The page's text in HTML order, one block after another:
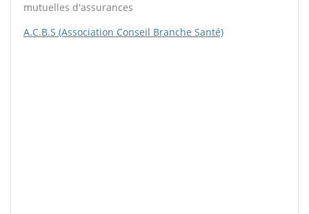
mutuelles d'assurances
A.C.B.S (Association Conseil Branche Santé)